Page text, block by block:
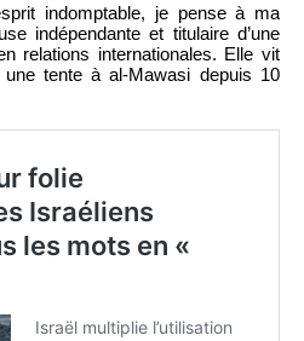
indomptable, je pense à ma
indépendante et titulaire d’une
relations internationales. Elle vit
tente à al-Mawasi depuis 10